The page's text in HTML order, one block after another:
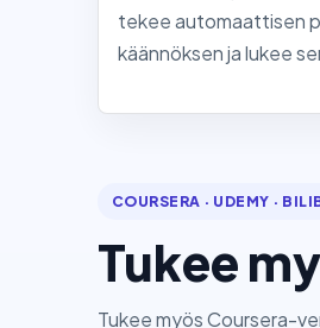
tekee automaattisen
käännöksen ja lukee
COURSERA · UDEMY ·
Tukee
Tukee myös Coursera-